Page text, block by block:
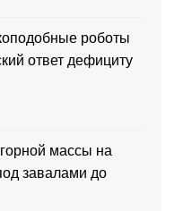
роботы
ответ дефициту
массы на
завалами до